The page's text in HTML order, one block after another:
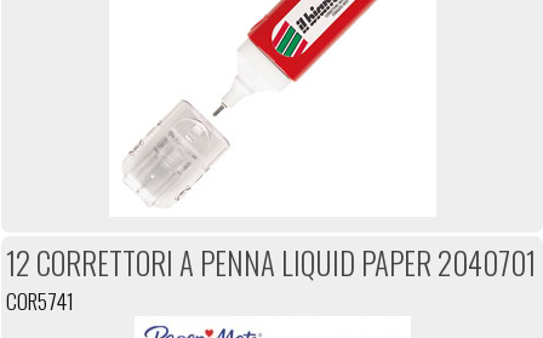
12 CORRETTORI A PENNA LIQUID PAPER 2040701
COR5741